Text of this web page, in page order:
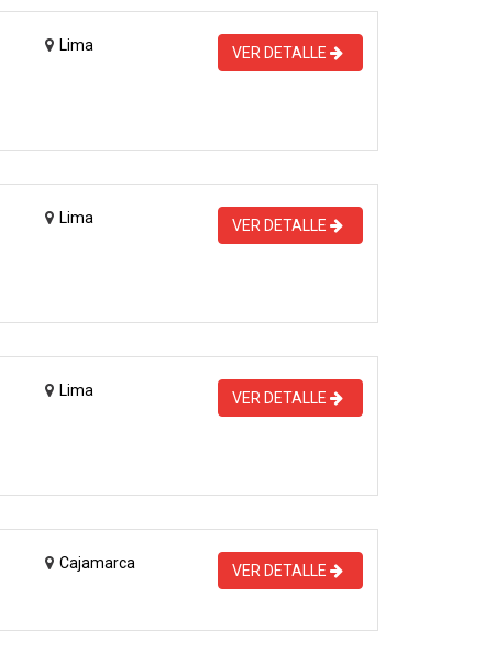
Lima VER DETALLE
Lima VER DETALLE
Lima VER DETALLE
Cajamarca VER DETALLE